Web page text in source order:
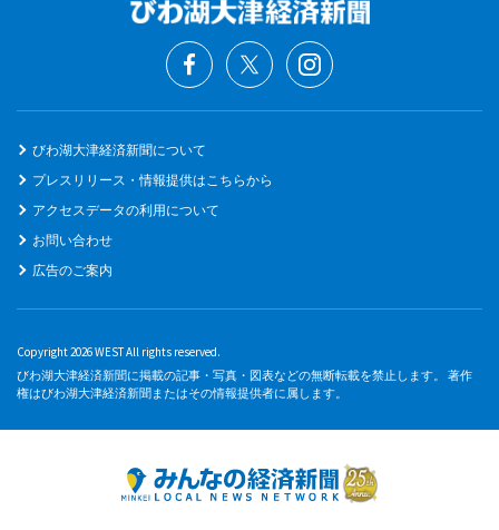
びわ湖大津経済新聞について
プレスリリース・情報提供はこちらから
アクセスデータの利用について
お問い合わせ
広告のご案内
Copyright 2026 WEST All rights reserved.
びわ湖大津経済新聞に掲載の記事・写真・図表などの無断転載を禁止します。 著作
権はびわ湖大津経済新聞またはその情報提供者に属します。